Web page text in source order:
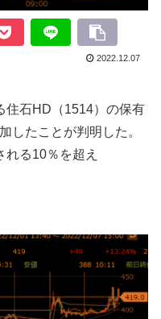
2022.12.07
住石HD（1514）の保有
したことが判明した。
る10％を超え